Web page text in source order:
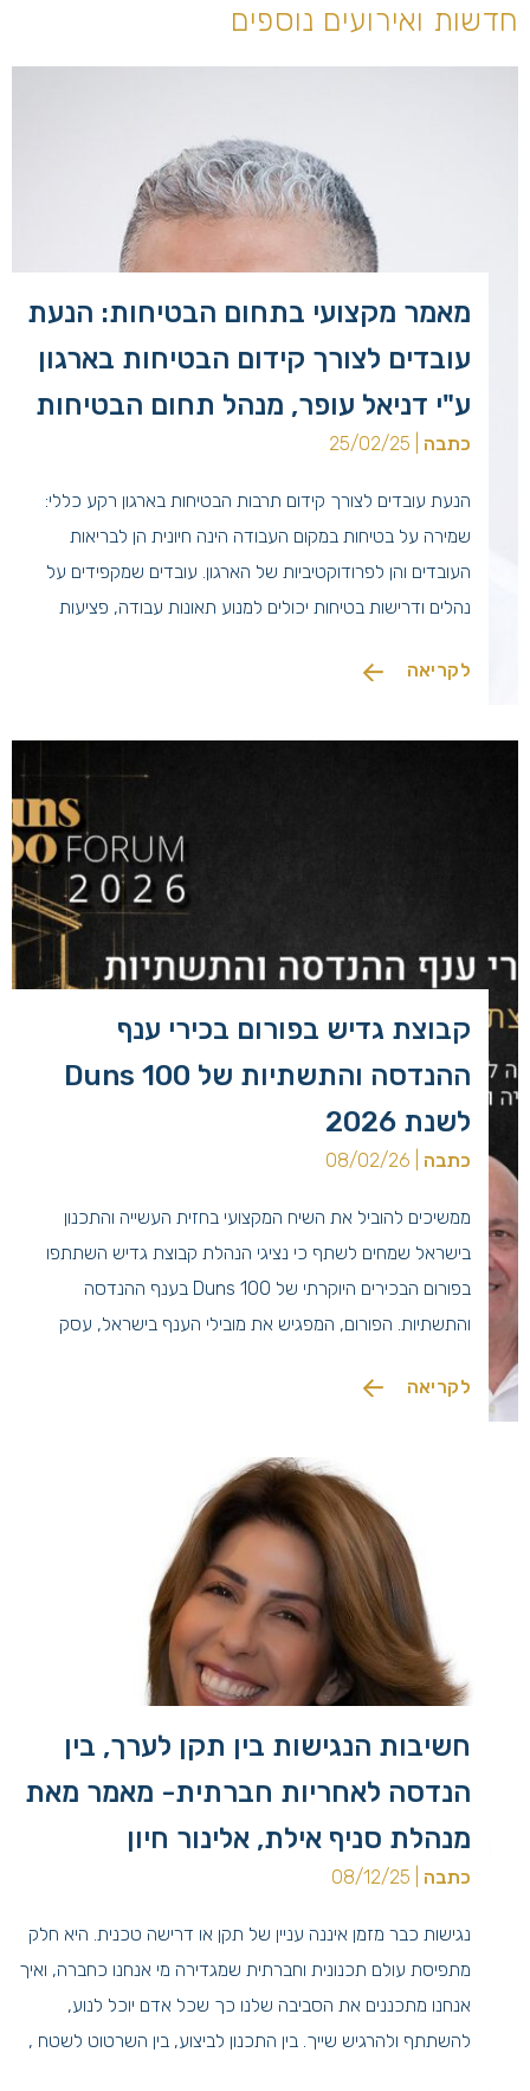
חדשות ואירועים נוספים
מאמר מקצועי בתחום הבטיחות: הנעת
עובדים לצורך קידום הבטיחות בארגון
ע"י דניאל עופר, מנהל תחום הבטיחות
כתבה
הנעת עובדים לצורך קידום תרבות הבטיחות בארגון רקע כללי:
שמירה על בטיחות במקום העבודה הינה חיונית הן לבריאות
העובדים והן לפרודוקטיביות של הארגון. עובדים שמקפידים על
נהלים ודרישות בטיחות יכולים למנוע תאונות עבודה, פציעות
יכולה להיות אתגר משמעותי. ישנם מספר דרכים שניתן לאמץ כדי
לקריאה
קבוצת גדיש בפורום בכירי ענף
ההנדסה והתשתיות של Duns 100
לשנת 2026
כתבה
ממשיכים להוביל את השיח המקצועי בחזית העשייה והתכנון
בישראל שמחים לשתף כי נציגי הנהלת קבוצת גדיש השתתפו
בפורום הבכירים היוקרתי של Duns 100 בענף ההנדסה
והתשתיות. הפורום, המפגיש את מובילי הענף בישראל, עסק
מקידום פרויקטים לאומיים מורכבים ועד להתמודדות עם אתגרי
לקריאה
חשיבות הנגישות בין תקן לערך, בין
הנדסה לאחריות חברתית- מאמר מאת
מנהלת סניף אילת, אלינור חיון
כתבה
נגישות כבר מזמן איננה עניין של תקן או דרישה טכנית. היא חלק
מתפיסת עולם תכנונית וחברתית שמגדירה מי אנחנו כחברה, ואיך
אנחנו מתכננים את הסביבה שלנו כך שכל אדם יוכל לנוע,
להשתתף ולהרגיש שייך. בין התכנון לביצוע, בין השרטוט לשטח ,